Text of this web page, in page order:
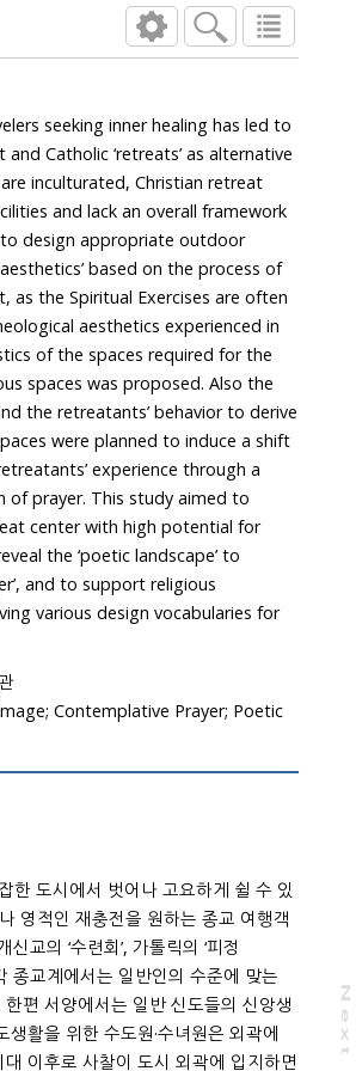
N
e
x
t
a
g
seeking inner healing has led to
process of
for the
the
with high potential for
to
Contemplative Prayer; Poetic